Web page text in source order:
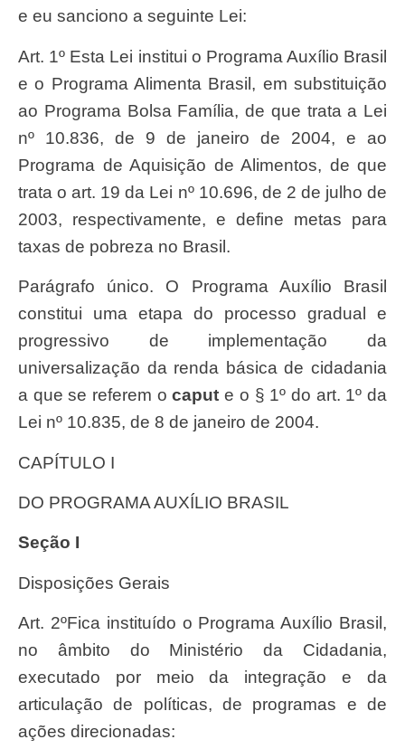
e eu sanciono a seguinte Lei:
Art. 1º Esta Lei institui o Programa Auxílio Brasil
e o Programa Alimenta Brasil, em substituição
ao Programa Bolsa Família, de que trata a Lei
nº 10.836, de 9 de janeiro de 2004, e ao
Programa de Aquisição de Alimentos, de que
trata o art. 19 da Lei nº 10.696, de 2 de julho de
2003, respectivamente, e define metas para
taxas de pobreza no Brasil.
Parágrafo único. O Programa Auxílio Brasil
constitui uma etapa do processo gradual e
progressivo de implementação da
universalização da renda básica de cidadania
a que se referem o caput e o § 1º do art. 1º da
Lei nº 10.835, de 8 de janeiro de 2004.
CAPÍTULO I
DO PROGRAMA AUXÍLIO BRASIL
Seção I
Disposições Gerais
Art. 2ºFica instituído o Programa Auxílio Brasil,
no âmbito do Ministério da Cidadania,
executado por meio da integração e da
articulação de políticas, de programas e de
ações direcionadas: